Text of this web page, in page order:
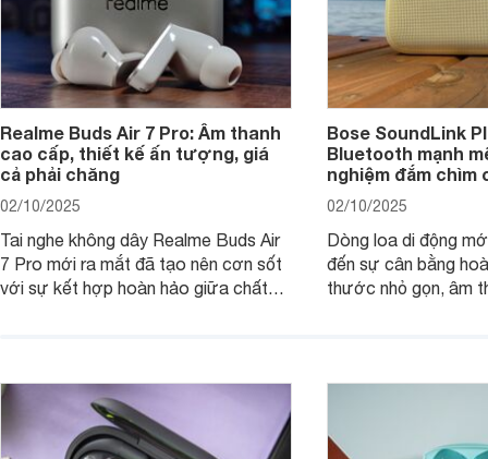
Realme Buds Air 7 Pro: Âm thanh
cao cấp, thiết kế ấn tượng, giá
cả phải chăng
02/10/2025
Tai nghe không dây Realme Buds Air
7 Pro mới ra mắt đã tạo nên cơn sốt
với sự kết hợp hoàn hảo giữa chất
Bose SoundLink
Bluetooth mạnh
nghiệm đắm chìm
02/10/2025
Dòng loa di động
đến sự cân bằng
thước nhỏ gọn, âm